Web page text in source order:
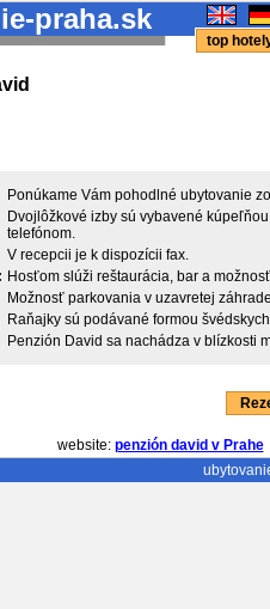
praha.sk
top
Ponúkame Vám pohodlné ubytovanie
Dvojlôžkové izby sú vybavené
telefónom.
V recepcii je k dispozícii fax.
Hosťom slúži reštaurácia, bar a
Možnosť parkovania v uzavretej
Raňajky sú podávané formou
Penzión David sa nachádza v blízkosti
website: penzión david v Prahe